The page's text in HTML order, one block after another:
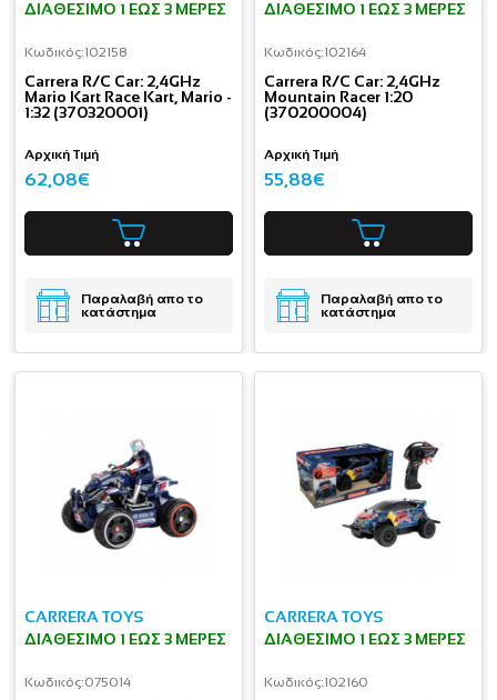
ΔΙΑΘΈΣΙΜΟ 1 ΕΩΣ 3 ΜΈΡΕΣ
Κωδικός:102158
Carrera R/C Car: 2,4GHz
Mario Kart Race Kart, Mario -
1:32 (370320001)
Αρχική Τιμή
62,08€
Παραλαβή απο το
κατάστημα
ΔΙΑΘΈΣΙΜΟ 1 ΕΩΣ 3 ΜΈΡΕΣ
Κωδικός:102164
Carrera R/C Car: 2,4GHz
Mountain Racer 1:20
(370200004)
Αρχική Τιμή
55,88€
Παραλαβή απο το
κατάστημα
CARRERA TOYS
ΔΙΑΘΈΣΙΜΟ 1 ΕΩΣ 3 ΜΈΡΕΣ
Κωδικός:075014
CARRERA TOYS
ΔΙΑΘΈΣΙΜΟ 1 ΕΩΣ 3 ΜΈΡΕΣ
Κωδικός:102160